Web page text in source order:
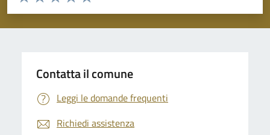
Valuta 5 stelle su 5
Valuta 4 stelle su 5
Valuta 3 stelle su 5
Valuta 2 stelle su 5
Valuta 1 stelle su 5
Contatta il comune
Leggi le domande frequenti
Richiedi assistenza